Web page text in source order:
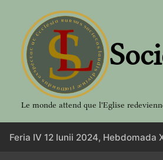
contenu
Le monde attend que l'Eglise
Feria IV 12 Iunii 2024, Hebdomada